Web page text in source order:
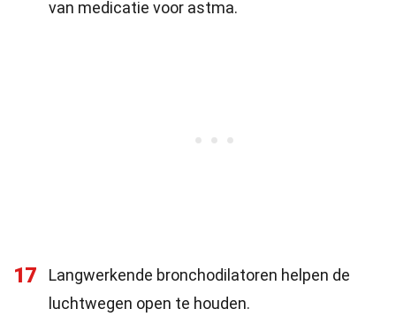
van medicatie voor astma.
17
Langwerkende bronchodilatoren helpen de
luchtwegen open te houden.